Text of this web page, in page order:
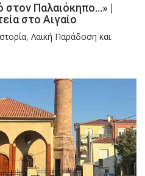
στον Παλαιόκηπο…» |
στο Αιγαίο
Λαϊκή Παράδοση και